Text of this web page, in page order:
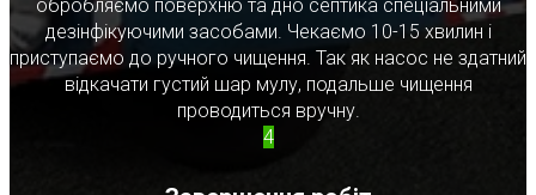
обробляємо поверхню та дно септика спеціальними
дезінфікуючими засобами. Чекаємо 10-15 хвилин і
приступаємо до ручного чищення. Так як насос не здатний
відкачати густий шар мулу, подальше чищення
проводиться вручну.
4